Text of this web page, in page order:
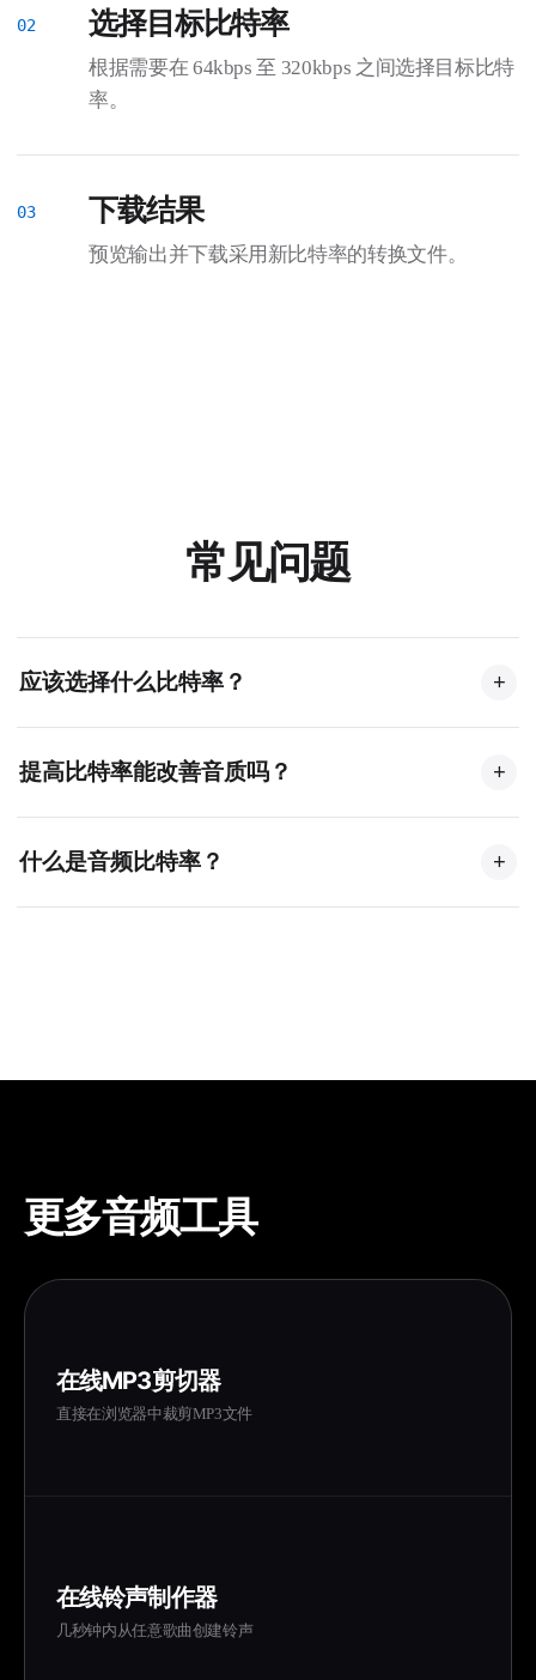
选择目标比特率
根据需要在 64kbps 至 320kbps 之间选择目标比特
率。
下载结果
预览输出并下载采用新比特率的转换文件。
常见问题
应该选择什么比特率？ +
192kbps，播客和语音通常 128kbps 即可；如需尽量减
提高比特率能改善音质吗？ +
频数据，只会增大文件。请始终从可用的最高质量源
什么是音频比特率？ +
更多音频工具
在线MP3剪切器
直接在浏览器中裁剪MP3文件
在线铃声制作器
几秒钟内从任意歌曲创建铃声